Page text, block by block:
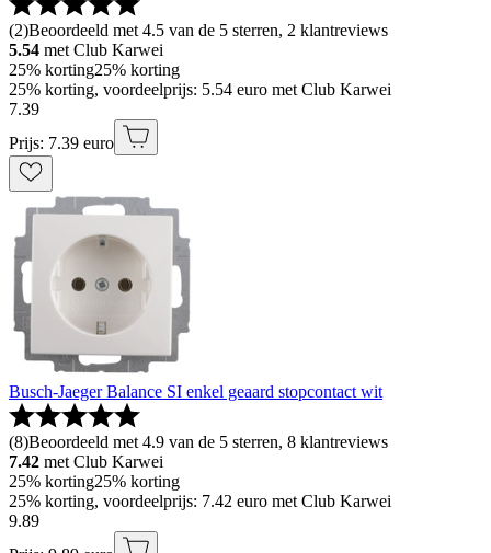
(2)Beoordeeld met 4.5 van de 5 sterren, 2 klantreviews
5.54 met Club Karwei
25% korting25% korting
25% korting, voordeelprijs: 5.54 euro met Club Karwei
7.39
Prijs: 7.39 euro
Busch-Jaeger Balance SI enkel geaard stopcontact wit
(8)Beoordeeld met 4.9 van de 5 sterren, 8 klantreviews
7.42 met Club Karwei
25% korting25% korting
25% korting, voordeelprijs: 7.42 euro met Club Karwei
9.89